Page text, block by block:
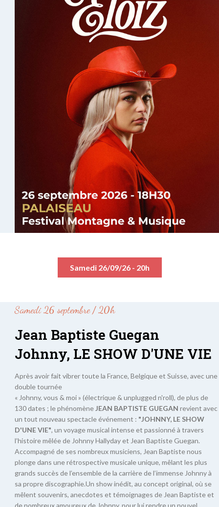
Samedi 26/09/26 - 20h
Samedi 26 septembre / 20h
Jean Baptiste Guegan
Johnny, LE SHOW D'UNE VIE
Après avoir fait vibrer toute la France, Belgique et Suisse, avec une
double tournée
« Johnny, vous & moi » (électrique & unplugged n'roll), de plus de
130 dates ; le phénomèneJEAN BAPTISTE GUEGAN revient avec
un tout nouveau spectacle événement : "JOHNNY, LE SHOW
D'UNE VIE", un voyage musical intense et passionné à travers
l’histoire mêlée de Johnny Hallyday et Jean Baptiste Guegan.
Accompagné de ses nombreux musiciens, Jean Baptiste nous
plonge dans une rétrospective musicale unique, mêlant les plus
grands succès de l’ensemble de la carrière de l’immense Johnny à
sa propre discographie.Un show inédit, au concept original, où se
mêlent souvenirs, anecdotes et témoignages de Jean Baptiste et
de nombreux amoureux de Johnny, pour lui rendre un nouvel